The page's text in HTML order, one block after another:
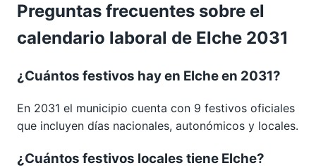
Preguntas frecuentes sobre el
calendario laboral de Elche 2031
¿Cuántos festivos hay en Elche en 2031?
En 2031 el municipio cuenta con 9 festivos oficiales
que incluyen días nacionales, autonómicos y locales.
¿Cuántos festivos locales tiene Elche?